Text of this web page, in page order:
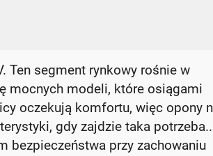
Ten segment rynkowy rośnie w
mocnych modeli, które osiągami
oczekują komfortu, więc opony
gdy zajdzie taka
bezpieczeństwa przy zachowaniu